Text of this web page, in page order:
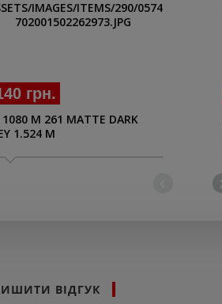
грн.
M 261 MATTE DARK
1.524 M
ВІДГУК